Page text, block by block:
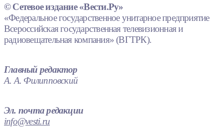
© Сетевое издание «Вести.Ру»
«Федеральное государственное унитарное предприятие
Всероссийская государственная телевизионная и
радиовещательная компания» (ВГТРК).
Главный редактор
А. А. Филипповский
Эл. почта редакции
info@vesti.ru